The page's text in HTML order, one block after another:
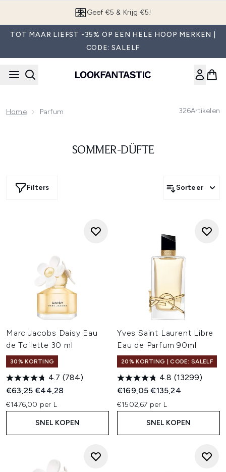
Geef €5 & Krijg €5!
TOT MAAR LIEFST -35% OP EEN HELE HOOP MERKEN |
CODE: SALELF
Home Parfum 326Artikelen
SOMMER-DÜFTE
Filters Sorteer
Marc Jacobs Daisy Eau
de Toilette 30 ml
30% KORTING
4.7 (784)
Recommended Retail Price:
€63,25Huidige prijs:
€44,28
€1476,00 per L
SNEL KOPEN
Yves Saint Laurent Libre
Eau de Parfum 90ml
20% KORTING | CODE: SALELF
4.8 (13299)
Recommended Retail Price:
€169,05Huidige prijs:
€135,24
€1502,67 per L
SNEL KOPEN